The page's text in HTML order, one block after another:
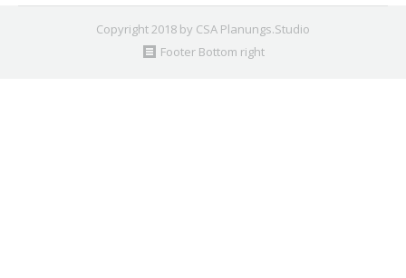
Copyright 2018 by CSA Planungs.Studio
Footer Bottom right